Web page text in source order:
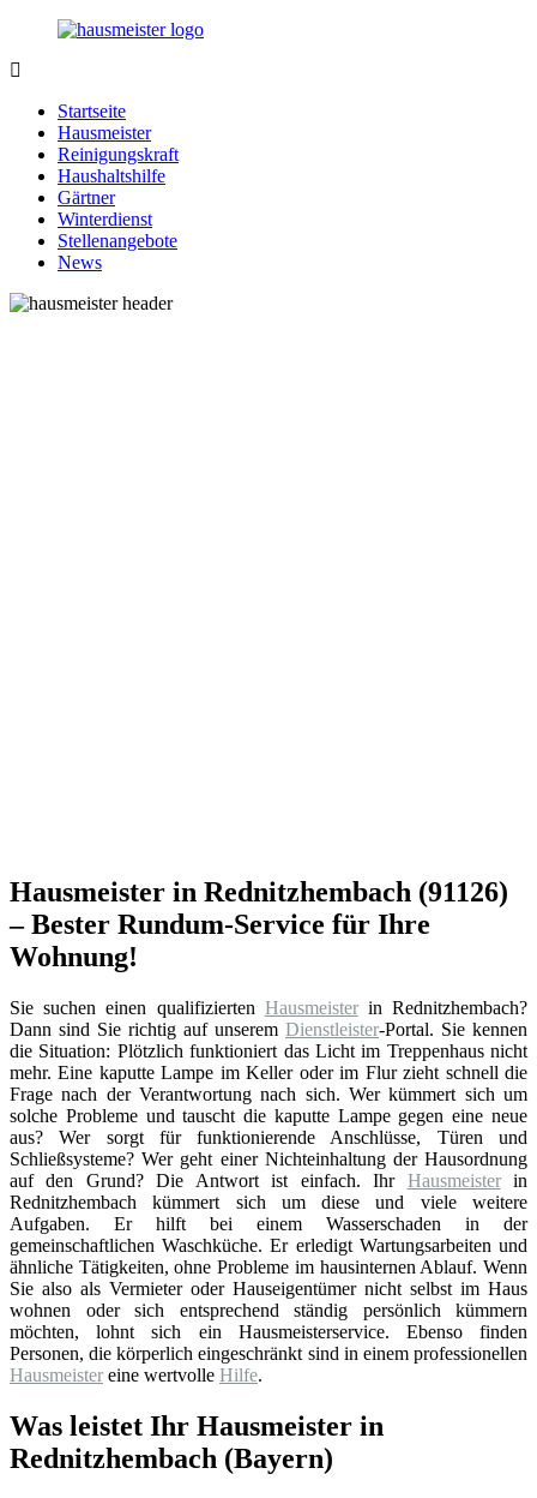
Zurück
Inhalt
Hausmeister.de
rund
Ihren
Haushalt
Startseite
Hausmeister
Reinigungskraft
Haushaltshilfe
Gärtner
Winterdienst
Stellenangebote
News
Hausmeister in Rednitzhembach (91126)
– Bester Rundum-Service für Ihre
Wohnung!
Sie suchen einen qualifizierten Hausmeisterin Rednitzhembach?
Dann sind Sie richtig auf unserem Dienstleister-Portal. Sie kennen
die Situation: Plötzlich funktioniert das Licht im Treppenhaus nicht
mehr. Eine kaputte Lampe im Keller oder im Flur zieht schnell die
Frage nach der Verantwortung nach sich. Wer kümmert sich um
solche Probleme und tauscht die kaputte Lampe gegen eine neue
aus? Wer sorgt für funktionierende Anschlüsse, Türen und
Schließsysteme? Wer geht einer Nichteinhaltung der Hausordnung
auf den Grund? Die Antwort ist einfach. Ihr Hausmeisterin
Rednitzhembach kümmert sich um diese und viele weitere
Aufgaben. Er hilft bei einem Wasserschaden in der
gemeinschaftlichen Waschküche. Er erledigt Wartungsarbeiten und
ähnliche Tätigkeiten, ohne Probleme im hausinternen Ablauf. Wenn
Sie also als Vermieter oder Hauseigentümer nicht selbst im Haus
wohnen oder sich entsprechend ständig persönlich kümmern
möchten, lohnt sich ein Hausmeisterservice. Ebenso finden
Personen, die körperlich eingeschränkt sind in einem professionellen
Hausmeister eine wertvolle Hilfe.
Was leistet Ihr Hausmeister in
Rednitzhembach (Bayern)